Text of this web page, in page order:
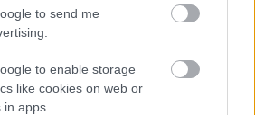
to send me
to enable storage
like cookies on web or
apps.